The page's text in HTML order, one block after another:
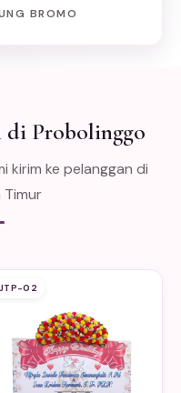
BROMO
di Probolinggo
kirim ke pelanggan di
Timur
02